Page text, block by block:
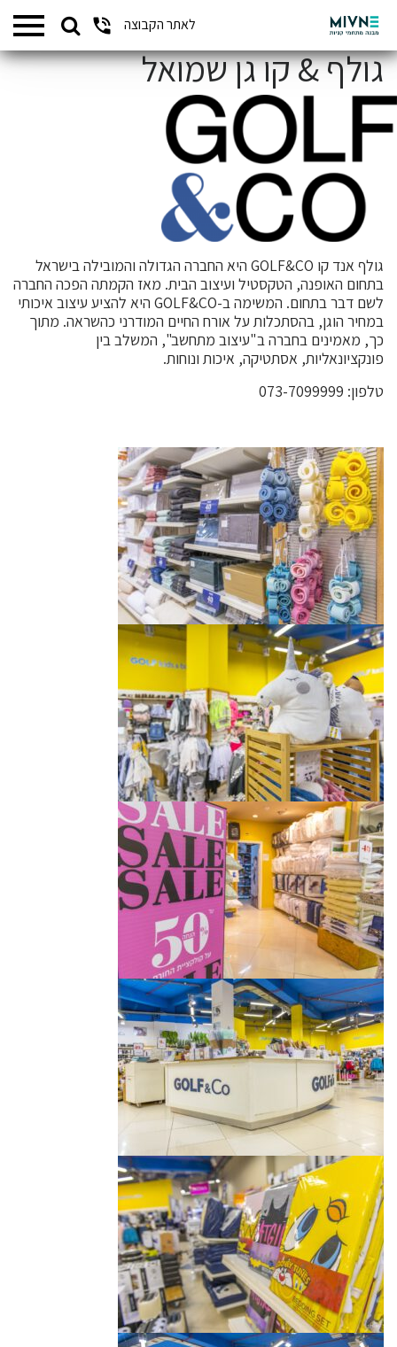
לאתר הקבוצהSearch
המתחמים שלנו
גולף & קו גן שמואל
גולף אנד קו GOLF&CO
היא החברה הגדולה והמובילה בישראל
בתחום האופנה, הטקסטיל ועיצוב הבית. מאז הקמתה הפכה החברה
לשם דבר בתחום. המשימה ב-GOLF&CO היא להציע עיצוב איכותי
במחיר הוגן, בהסתכלות על אורח החיים המודרני כהשראה. מתוך
כך, מאמינים בחברה ב"עיצוב מתחשב", המשלב בין
פונקציונאליות, אסתטיקה, איכות ונוחות.
טלפון: 073-7099999